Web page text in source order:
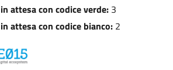
attesa con codice verde: 3
attesa con codice bianco: 2